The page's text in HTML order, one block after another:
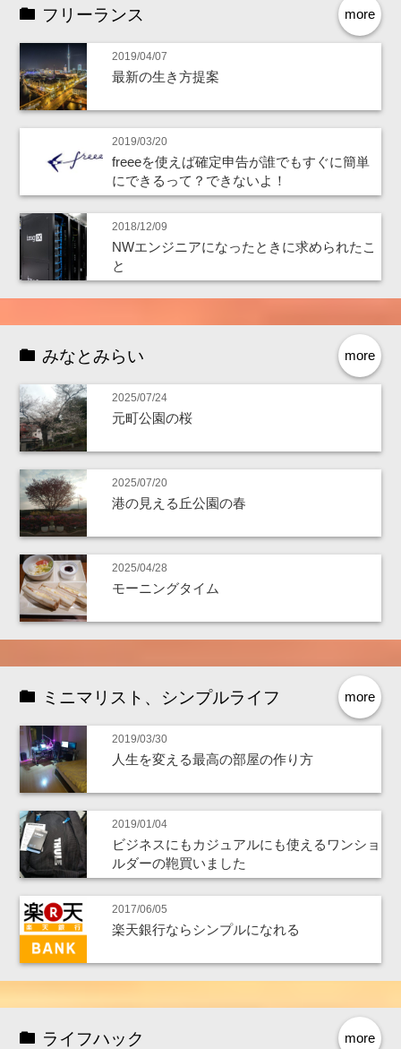
more
フリーランス
2019/04/07
最新の生き方提案
2019/03/20
freeeを使えば確定申告が誰でもすぐに簡単
にできるって？できないよ！
2018/12/09
NWエンジニアになったときに求められたこ
と
more
みなとみらい
2025/07/24
元町公園の桜
2025/07/20
港の見える丘公園の春
2025/04/28
モーニングタイム
more
ミニマリスト、シンプルライフ
2019/03/30
人生を変える最高の部屋の作り方
2019/01/04
ビジネスにもカジュアルにも使えるワンショ
ルダーの鞄買いました
2017/06/05
楽天銀行ならシンプルになれる
more
ライフハック